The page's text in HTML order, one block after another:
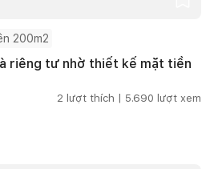
200m2
riêng tư nhờ thiết kế mặt tiền
2 lượt thích | 5.690 lượt xem